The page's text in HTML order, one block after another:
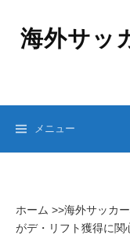
ッ
海外サッ
メニュー
ホーム >>海外サッカ
がデ・リフト獲得に関